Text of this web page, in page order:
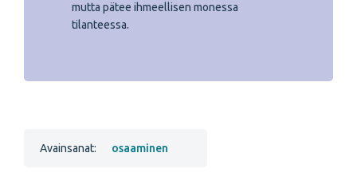
mutta pätee ihmeellisen monessa
tilanteessa.
Avainsanat: osaaminen